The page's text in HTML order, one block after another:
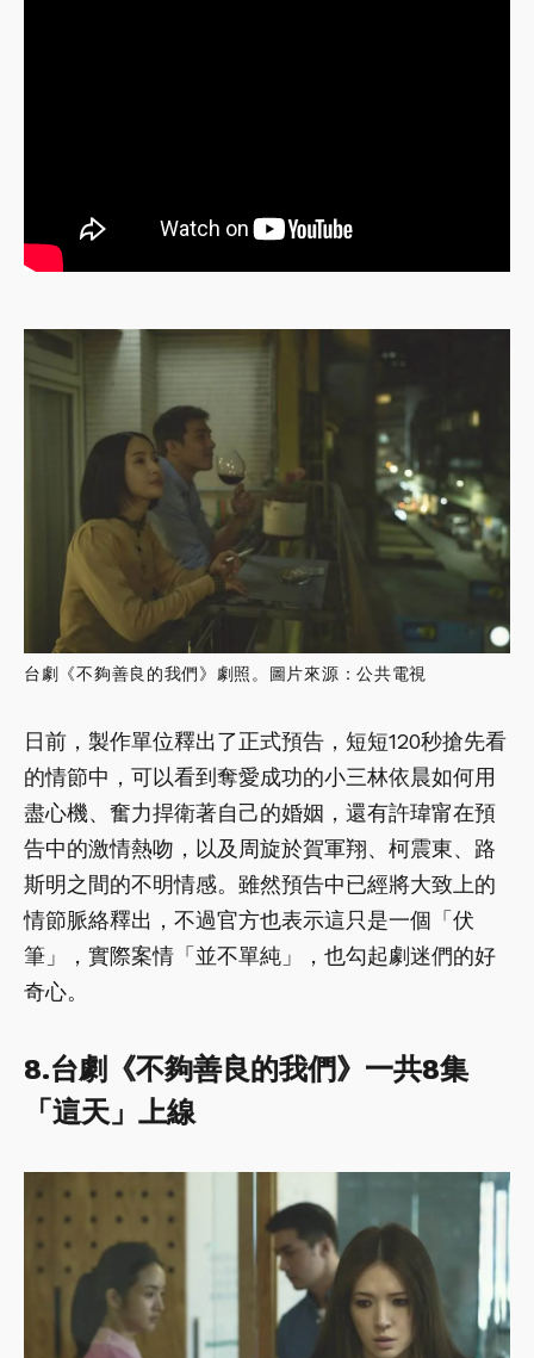
台劇《不夠善良的我們》劇照。圖片來源：公共電視
日前，製作單位釋出了正式預告，短短120秒搶先看
的情節中，可以看到奪愛成功的小三林依晨如何用
盡心機、奮力捍衛著自己的婚姻，還有許瑋甯在預
告中的激情熱吻，以及周旋於賀軍翔、柯震東、路
斯明之間的不明情感。雖然預告中已經將大致上的
情節脈絡釋出，不過官方也表示這只是一個「伏
筆」，實際案情「並不單純」，也勾起劇迷們的好
奇心。
8.台劇《不夠善良的我們》一共8集
「這天」上線